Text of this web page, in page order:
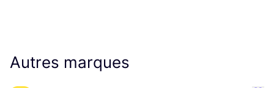
Autres marques